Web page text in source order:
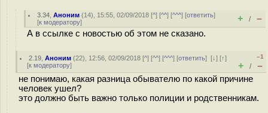
3.34 ,Аноним (14), 15:55, 02/09/2018 [^] [^^] [^^^] [ответить]
[к модератору] + / –
А в ссылке с новостью об этом не сказано.
2.19 ,Аноним (22), 12:56, 02/09/2018 [^] [^^] [^^^] [ответить][↓] [↑]
[к модератору]
–1
+ / –
не понимаю, какая разница обывателю по какой причине
человек ушел?
это должно быть важно только полиции и родственникам.